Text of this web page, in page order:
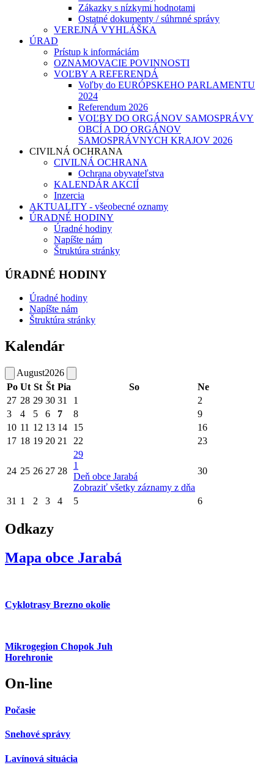
Zákazky s nízkymi hodnotami
Ostatné dokumenty / súhrnné správy
VEREJNÁ VYHLÁŠKA
ÚRAD
Prístup k informáciám
OZNAMOVACIE POVINNOSTI
VOĽBY A REFERENDÁ
Voľby do EURÓPSKEHO PARLAMENTU
2024
Referendum 2026
VOĽBY DO ORGÁNOV SAMOSPRÁVY
OBCÍ A DO ORGÁNOV
SAMOSPRÁVNYCH KRAJOV 2026
CIVILNÁ OCHRANA
CIVILNÁ OCHRANA
Ochrana obyvateľstva
KALENDÁR AKCIÍ
Inzercia
AKTUALITY - všeobecné oznamy
ÚRADNÉ HODINY
Úradné hodiny
Napíšte nám
Štruktúra stránky
ÚRADNÉ HODINY
Úradné hodiny
Napíšte nám
Štruktúra stránky
Kalendár
August2026
Po Ut St Št Pia So
Ne
27 28 29 30 31 1
2
3
4 5 6 7 8
9
10 11 12 13 14 15
16
17 18 19 20 21 22 23
24 25 26 27 28
29
1
Deň obce Jarabá
Zobraziť všetky záznamy z dňa
30
31 1 2 3 4 5 6
Odkazy
Mapa obce Jarabá
Cyklotrasy Brezno okolie
Mikrogegion Chopok Juh
Horehronie
On-line
Počasie
Snehové správy
Lavínová situácia